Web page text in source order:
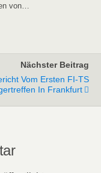
von…
Nächster Beitrag
Vom Ersten FI-TS
In Frankfurt